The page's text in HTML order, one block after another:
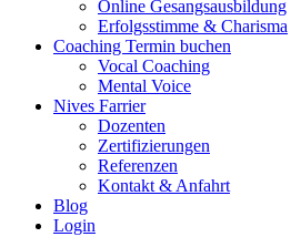
Online Gesangsausbildung
Erfolgsstimme & Charisma
Coaching Termin buchen
Vocal Coaching
Mental Voice
Nives Farrier
Dozenten
Zertifizierungen
Referenzen
Kontakt & Anfahrt
Blog
Login